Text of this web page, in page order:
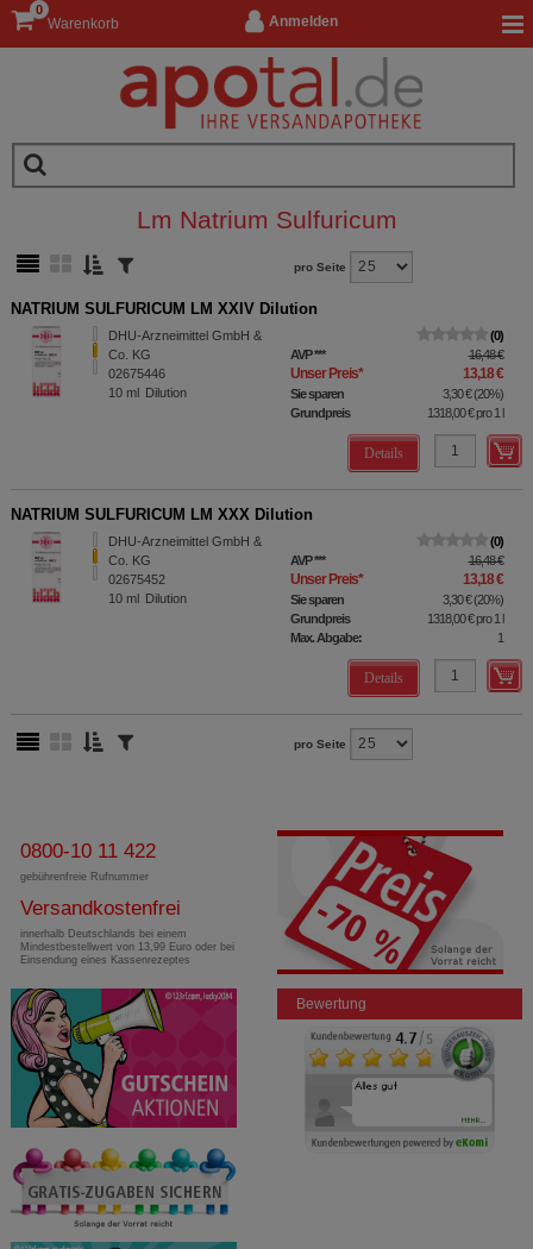
Anmelden
Warenkorb
0
Lm Natrium Sulfuricum
pro Seite
NATRIUM SULFURICUM LM XXIV Dilution
DHU-Arzneimittel GmbH &
Co. KG
02675446
10 ml Dilution
0
AVP*** 16,48 €
Unser Preis* 13,18 €
Sie sparen 3,30 €(20%)
Grundpreis
1318,00 €pro 1 l
Details
NATRIUM SULFURICUM LM XXX Dilution
DHU-Arzneimittel GmbH &
Co. KG
02675452
10 ml Dilution
0
AVP*** 16,48 €
Unser Preis* 13,18 €
Sie sparen 3,30 €(20%)
Grundpreis
1318,00 €pro 1 l
Max. Abgabe:
1
Details
pro Seite
0800-10 11 422
gebührenfreie Rufnummer
Versandkostenfrei
innerhalb Deutschlands bei einem
Mindestbestellwert von 13,99 Euro oder bei
Einsendung eines Kassenrezeptes
Bewertung